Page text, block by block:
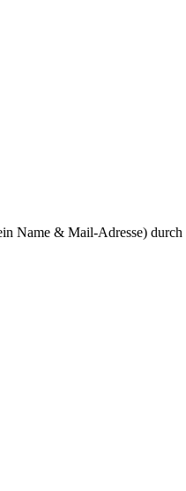
Name & Mail-Adresse) durch